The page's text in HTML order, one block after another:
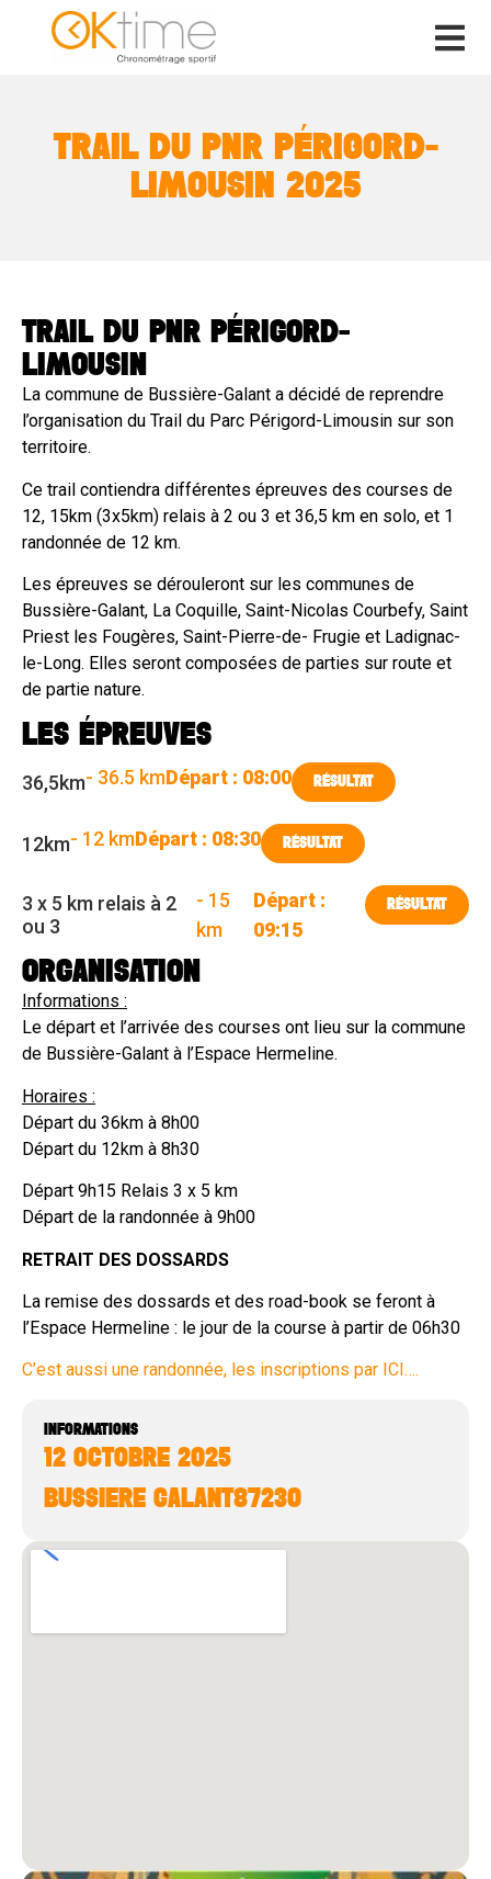
TRAIL DU PNR PÉRIGORD-
LIMOUSIN 2025
TRAIL DU PNR PÉRIGORD-
LIMOUSIN
La commune de Bussière-Galant a décidé de reprendre
l’organisation du Trail du Parc Périgord-Limousin sur son
territoire.
Ce trail contiendra différentes épreuves des courses de
12, 15km (3x5km) relais à 2 ou 3 et 36,5 km en solo, et 1
randonnée de 12 km.
Les épreuves se dérouleront sur les communes de
Bussière-Galant, La Coquille, Saint-Nicolas Courbefy, Saint
Priest les Fougères, Saint-Pierre-de- Frugie et Ladignac-
le-Long. Elles seront composées de parties sur route et
de partie nature.
LES ÉPREUVES
36,5km- 36.5 kmDépart : 08:00 RÉSULTAT
12km- 12 kmDépart : 08:30 RÉSULTAT
3 x 5 km relais à 2
ou 3
- 15
km
Départ :
09:15
RÉSULTAT
ORGANISATION
Informations :
Le départ et l’arrivée des courses ont lieu sur la commune
de Bussière-Galant à l’Espace Hermeline.
Horaires :
Départ du 36km à 8h00
Départ du 12km à 8h30
Départ 9h15 Relais 3 x 5 km
Départ de la randonnée à 9h00
RETRAIT DES DOSSARDS
La remise des dossards et des road-book se feront à
l’Espace Hermeline : le jour de la course à partir de 06h30
C’est aussi une randonnée, les inscriptions par ICI….
INFORMATIONS
12 OCTOBRE 2025
BUSSIERE GALANT87230